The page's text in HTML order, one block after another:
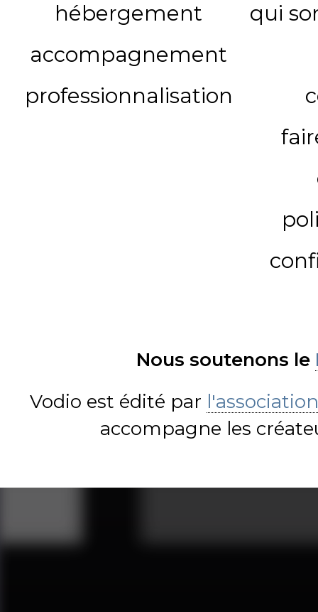
hébergement
accompagnement
professionnalisation
qui